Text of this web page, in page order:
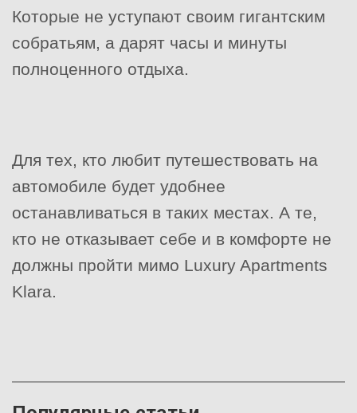
Которые не уступают своим гигантским
собратьям, а дарят часы и минуты
полноценного отдыха.
Для тех, кто любит путешествовать на
автомобиле будет удобнее
останавливаться в таких местах. А те,
кто не отказывает себе и в комфорте не
должны пройти мимо Luxury Apartments
Klara.